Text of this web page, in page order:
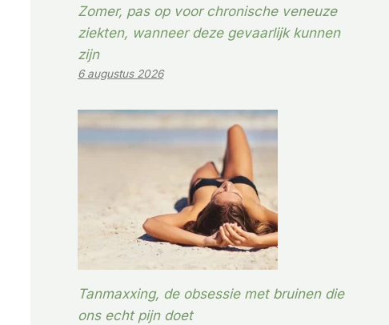
Zomer, pas op voor chronische veneuze
ziekten, wanneer deze gevaarlijk kunnen
zijn
6 augustus 2026
Tanmaxxing, de obsessie met bruinen die
ons echt pijn doet